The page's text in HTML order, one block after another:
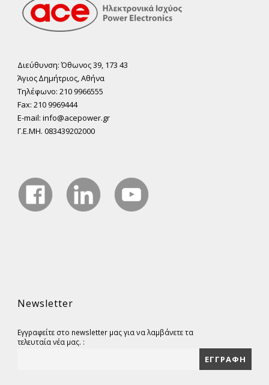
Διεύθυνση: Όθωνος 39, 173 43
Άγιος ∆ηµήτριος, Αθήνα
Τηλέφωνο: 210 9966555
Fax: 210 9969444
E-mail: info@acepower.gr
Γ.Ε.ΜΗ. 083439202000
Newsletter
Εγγραφείτε στο newsletter μας για να λαμβάνετε τα
τελευταία νέα μας. :